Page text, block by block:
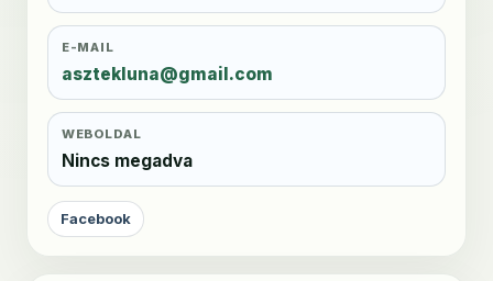
E-MAIL
asztekluna@gmail.com
WEBOLDAL
Nincs megadva
Facebook